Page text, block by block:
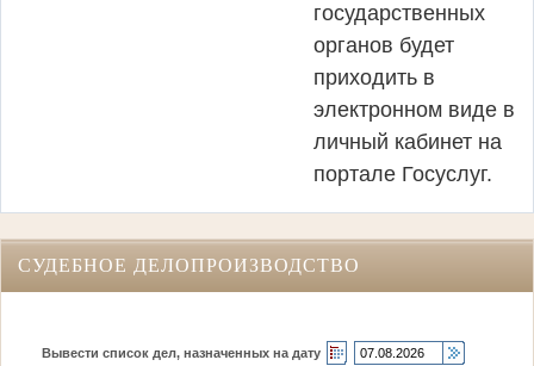
государственных
органов будет
приходить в
электронном виде в
личный кабинет на
портале Госуслуг.
СУДЕБНОЕ ДЕЛОПРОИЗВОДСТВО
Вывести список дел, назначенных на дату